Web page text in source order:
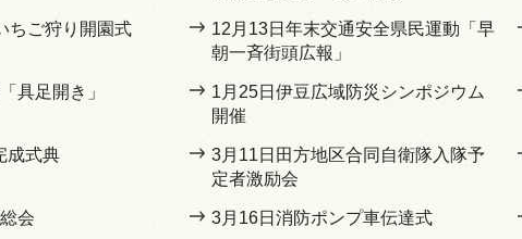
ちご狩り開園式
12月13日年末交通安全県民運動「早
朝一斉街頭広報」
具足開き」
1月25日伊豆広域防災シンポジウム
開催
成式典
3月11日田方地区合同自衛隊入隊予
定者激励会
会 3月16日消防ポンプ車伝達式